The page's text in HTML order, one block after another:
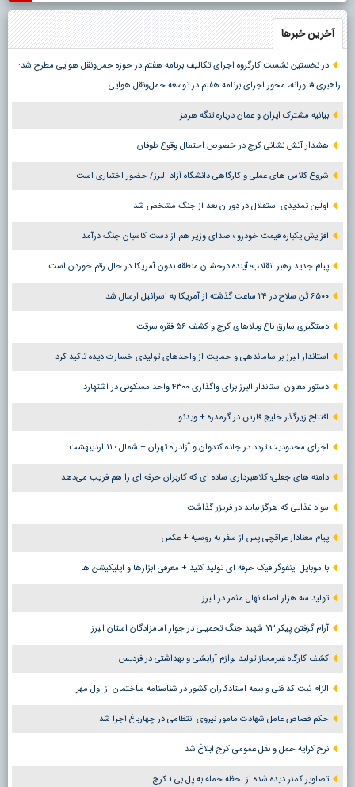
آخرین خبرها
در نخستین نشست کارگروه اجرای تکالیف برنامه هفتم در حوزه حمل‌ونقل هوایی مطرح شد:
راهبری فناورانه، محور اجرای برنامه هفتم در توسعه حمل‌ونقل هوایی
بیانیه مشترک ایران و عمان درباره تنگه هرمز
هشدار آتش نشانی کرج در خصوص احتمال وقوع طوفان
شروع کلاس های عملی و کارگاهی دانشگاه آزاد البرز/ حضور اختیاری است
اولین تمدیدی استقلال در دوران بعد از جنگ مشخص شد
افزایش یکباره قیمت خودرو ؛ صدای وزیر هم از دست کاسبان جنگ درآمد
پیام جدید رهبر انقلاب؛ آینده درخشان منطقه بدون آمریکا در حال رقم خوردن است
۶۵۰۰ تُن سلاح در ۲۴ ساعت گذشته از آمریکا به اسرائیل ارسال شد
دستگیری سارق باغ ویلاهای کرج و کشف ۵۶ فقره سرقت
استاندار البرز بر ساماندهی و حمایت از واحدهای تولیدی خسارت دیده تاکید کرد
دستور معاون استاندار البرز برای واگذاری ۴۳۰۰ واحد مسکونی در اشتهارد
افتتاح زیرگذر خلیج فارس در گرمدره + ویدئو
اجرای محدودیت تردد در جاده کندوان و آزادراه تهران – شمال ؛ ١١ اردیبهشت
دامنه های جعلی؛ کلاهبرداری ساده ای که کاربران حرفه ای را هم فریب می‌دهد
مواد غذایی که هرگز نباید در فریزر گذاشت
پیام معنادار عراقچی پس از سفر به روسیه + عکس
با موبایل اینفوگرافیک حرفه ای تولید کنید + معرفی ابزارها و اپلیکیشن ها
تولید سه هزار اصله نهال مثمر در البرز
آرام گرفتن پیکر ۷۳ شهید جنگ تحمیلی در جوار امامزادگان استان البرز
کشف کارگاه غیرمجاز تولید لوازم آرایشی و بهداشتی در فردیس
الزام ثبت کد فنی و بیمه استادکاران کشور در شناسنامه ساختمان از اول مهر
حکم قصاص عامل شهادت مامور نیروی انتظامی در چهارباغ اجرا شد
نرخ کرایه حمل و نقل عمومی کرج ابلاغ شد
تصاویر کمتر دیده شده از لحظه حمله به پل بی ۱ کرج